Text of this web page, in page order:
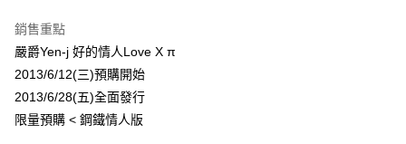
Apple Pay
悠遊付
Google Pay
銷售重點
嚴爵Yen-j 好的情人Love X π
2013/6/12(三)預購開始
2013/6/28(五)全面發行
限量預購 < 鋼鐵情人版